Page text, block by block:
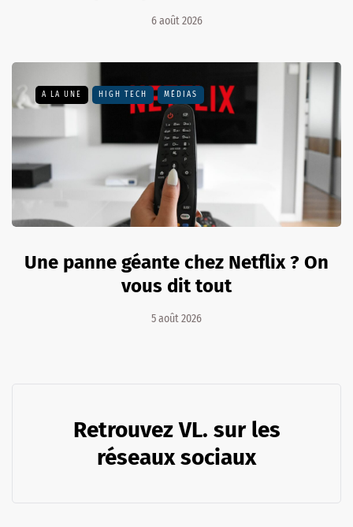
6 août 2026
A LA UNE HIGH TECH MÉDIAS
Une panne géante chez Netflix ? On
vous dit tout
5 août 2026
Retrouvez VL. sur les
réseaux sociaux